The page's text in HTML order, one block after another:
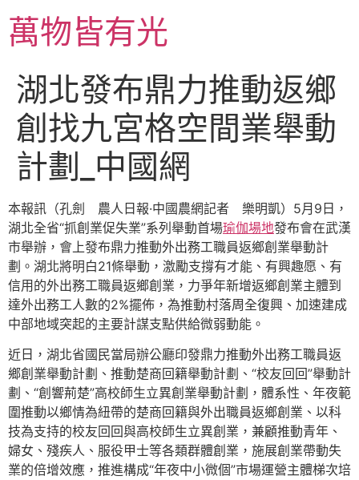
主萬物皆有光
湖北發布鼎力推動返鄉
創找九宮格空間業舉動
計劃_中國網
本報訊（孔劍 農人日報·中國農網記者 樂明凱）5月9日，
湖北全省“抓創業促失業”系列舉動首場瑜伽場地發布會在武漢
市舉辦，會上發布鼎力推動外出務工職員返鄉創業舉動計
劃。湖北將明白21條舉動，激勵支撐有才能、有興趣愿、有
信用的外出務工職員返鄉創業，力爭年新增返鄉創業主體到
達外出務工人數的2%擺佈，為推動村落周全復興、加速建成
中部地域突起的主要計謀支點供給微弱動能。
近日，湖北省國民當局辦公廳印發鼎力推動外出務工職員返
鄉創業舉動計劃、推動楚商回籍舉動計劃、“校友回回”舉動計
劃、“創響荊楚”高校師生立異創業舉動計劃，體系性、年夜範
圍推動以鄉情為紐帶的楚商回籍與外出職員返鄉創業、以科
技為支持的校友回回與高校師生立異創業，兼顧推動青年、
婦女、殘疾人、服役甲士等各類群體創業，施展創業帶動失
業的倍增效應，推進構成“年夜中小微個”市場運營主體梯次培